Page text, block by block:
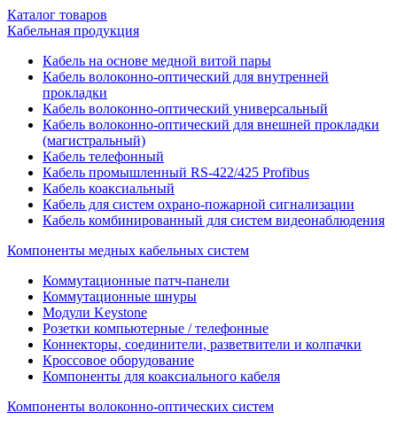
Каталог товаров
Кабельная продукция
Кабель на основе медной витой пары
Кабель волоконно-оптический для внутренней
прокладки
Кабель волоконно-оптический универсальный
Кабель волоконно-оптический для внешней прокладки
(магистральный)
Кабель телефонный
Кабель промышленный RS-422/425 Profibus
Кабель коаксиальный
Кабель для систем охрано-пожарной сигнализации
Кабель комбинированный для систем видеонаблюдения
Компоненты медных кабельных систем
Коммутационные патч-панели
Коммутационные шнуры
Модули Keystone
Розетки компьютерные / телефонные
Коннекторы, соединители, разветвители и колпачки
Кроссовое оборудование
Компоненты для коаксиального кабеля
Компоненты волоконно-оптических систем